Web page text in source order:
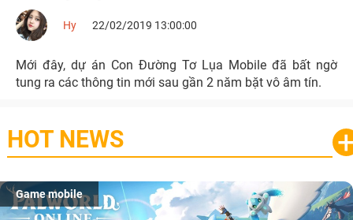
Hy 22/02/2019 13:00:00
Mới đây, dự án Con Đường Tơ Lụa Mobile đã bất ngờ
tung ra các thông tin mới sau gần 2 năm bặt vô âm tín.
HOT NEWS
Game mobile